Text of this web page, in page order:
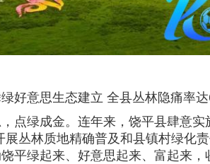
好意思生态建立 全县丛林隐痛率
点绿成金。连年来，饶平县肆意实
展丛林质地精确普及和县镇村绿化
平绿起来、好意思起来、富起来